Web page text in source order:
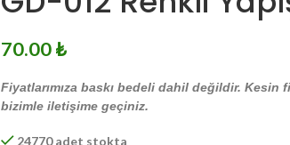
70.00₺
Fiyatlarımıza baskı bedeli dahil değildir.
bizimle iletişime geçiniz.
24770 adet stokta